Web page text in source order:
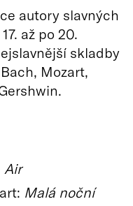
autory slavných
až po 20.
skladby
Mozart,
Air
Malá noční